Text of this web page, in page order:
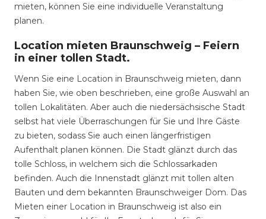
mieten, können Sie eine individuelle Veranstaltung
planen.
Location mieten Braunschweig – Feiern
in einer tollen Stadt.
Wenn Sie eine Location in Braunschweig mieten, dann
haben Sie, wie oben beschrieben, eine große Auswahl an
tollen Lokalitäten. Aber auch die niedersächsische Stadt
selbst hat viele Überraschungen für Sie und Ihre Gäste
zu bieten, sodass Sie auch einen längerfristigen
Aufenthalt planen können. Die Stadt glänzt durch das
tolle Schloss, in welchem sich die Schlossarkaden
befinden. Auch die Innenstadt glänzt mit tollen alten
Bauten und dem bekannten Braunschweiger Dom. Das
Mieten einer Location in Braunschweig ist also ein